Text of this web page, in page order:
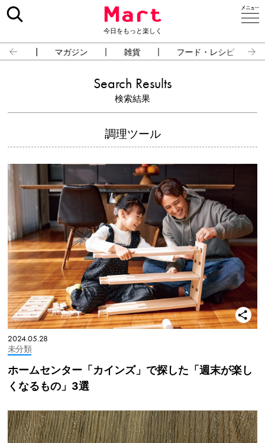
今日をもっと楽しく
占い マガジン 雑貨 フード・レシピ
Search Results
検索結果
調理ツール
2024.05.28
未分類
ホームセンター「カインズ」で探した「週末が楽し
くなるもの」3選